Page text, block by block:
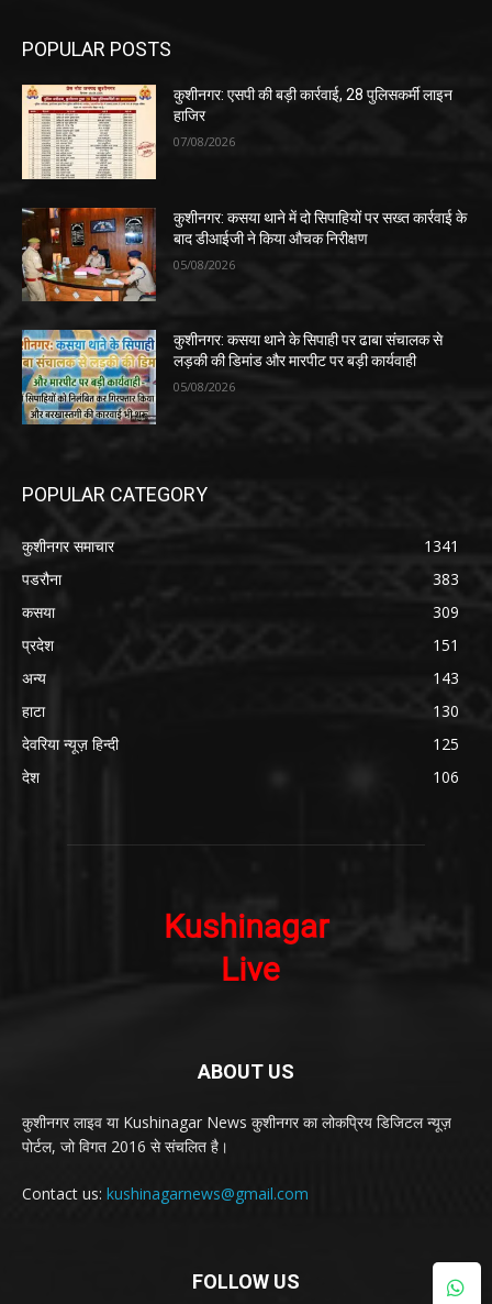
POPULAR POSTS
कुशीनगर: एसपी की बड़ी कार्रवाई, 28 पुलिसकर्मी लाइन
हाजिर
07/08/2026
कुशीनगर: कसया थाने में दो सिपाहियों पर सख्त कार्रवाई के
बाद डीआईजी ने किया औचक निरीक्षण
05/08/2026
कुशीनगर: कसया थाने के सिपाही पर ढाबा संचालक से
लड़की की डिमांड और मारपीट पर बड़ी कार्यवाही
05/08/2026
POPULAR CATEGORY
कुशीनगर समाचार
1341
पडरौना
383
कसया
309
प्रदेश
151
अन्य
143
हाटा
130
देवरिया न्यूज़ हिन्दी
125
देश
106
ABOUT US
कुशीनगर लाइव या Kushinagar News कुशीनगर का लोकप्रिय डिजिटल न्यूज़
पोर्टल, जो विगत 2016 से संचलित है।
Contact us: kushinagarnews@gmail.com
FOLLOW US